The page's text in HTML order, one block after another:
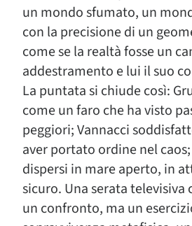
un mondo sfumato, un
con la precisione di un
come se la realtà fosse un
addestramento e lui il suo
La puntata si chiude così:
come un faro che ha visto
peggiori; Vannacci
aver portato ordine nel
dispersi in mare aperto, in
sicuro. Una serata televisiva
un confronto, ma un